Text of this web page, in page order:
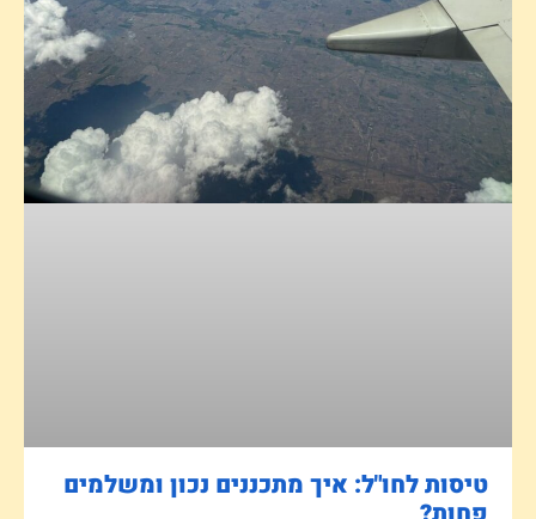
טיסות לחו"ל: איך מתכננים נכון ומשלמים